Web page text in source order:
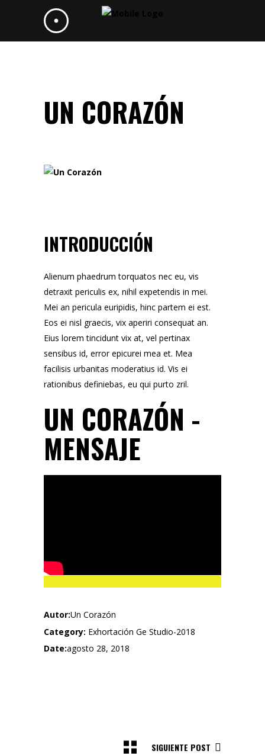
UN CORAZÓN
INTRODUCCIÓN
Alienum phaedrum torquatos nec eu, vis
detraxit periculis ex, nihil expetendis in mei.
Mei an pericula euripidis, hinc partem ei est.
Eos ei nisl graecis, vix aperiri consequat an.
Eius lorem tincidunt vix at, vel pertinax
sensibus id, error epicurei mea et. Mea
facilisis urbanitas moderatius id. Vis ei
rationibus definiebas, eu qui purto zril.
UN CORAZÓN -
MENSAJE
Autor:Un Corazón
Category: Exhortación Ge Studio-2018
Date:agosto 28, 2018
SIGUIENTE POST